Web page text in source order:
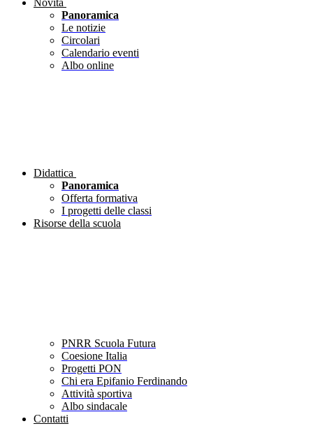
Novità
Panoramica
Le notizie
Circolari
Calendario eventi
Albo online
Didattica
Panoramica
Offerta formativa
I progetti delle classi
Risorse della scuola
PNRR Scuola Futura
Coesione Italia
Progetti PON
Chi era Epifanio Ferdinando
Attività sportiva
Albo sindacale
Contatti